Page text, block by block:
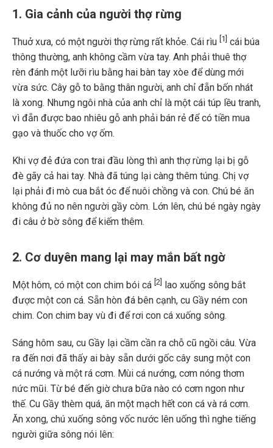
1. Gia cảnh của người thợ rừng
Thuở xưa, có một người thợ rừng rất khỏe. Cái rìu [1] cái búa
thông thường, anh không cầm vừa tay. Anh phải thuê thợ
rèn đánh một lưỡi rìu bằng hai bàn tay xòe để dùng mới
vừa sức. Cây gỗ to bằng thân người, anh chỉ đẵn bốn nhát
là xong. Nhưng ngôi nhà của anh chỉ là một cái túp lều tranh,
vì đẵn được bao nhiêu gỗ anh phải bán rẻ để có tiền mua
gạo và thuốc cho vợ ốm.
Khi vợ đẻ đứa con trai đầu lòng thì anh thợ rừng lại bị gỗ
đè gãy cả hai tay. Nhà đã túng lại càng thêm túng. Chị vợ
lại phải đi mò cua bắt óc để nuôi chồng và con. Chú bé ăn
không đủ no nên người gầy còm. Lớn lên, chú bé ngày ngày
đi câu ở bờ sông để kiếm thêm.
2. Cơ duyên mang lại may mắn bất ngờ
Một hôm, có một con chim bói cá [2]
lao xuống sông bắt
được một con cá. Sẵn hòn đá bên cạnh, cu Gầy ném con
chim. Con chim bay vù đi để rơi con cá xuống sông.
Sáng hôm sau, cu Gầy lại cầm cần ra chỗ cũ ngồi câu. Vừa
ra đến nơi đã thấy ai bày sẵn dưới gốc cây sung một con
cá nướng và một rá cơm. Mùi cá nướng, cơm nóng thơm
nức mũi. Từ bé đến giờ chưa bữa nào có cơm ngon như
thế. Cu Gầy thèm quá, ăn một mạch hết con cá và rá cơm.
Ăn xong, chú xuống sông vốc nước lên uống thì nghe tiếng
người giữa sông nói lên: